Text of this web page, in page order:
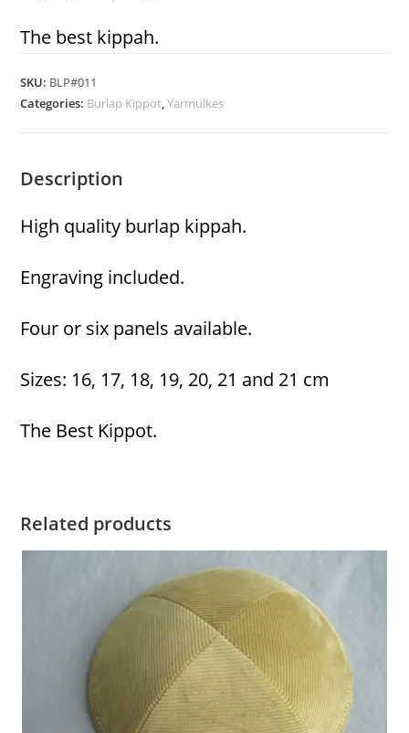
The best kippah.
SKU: BLP#011
Categories: Burlap Kippot,Yarmulkes
Description
High quality burlap kippah.
Engraving included.
Four or six panels available.
Sizes: 16, 17, 18, 19, 20, 21 and 21 cm
The Best Kippot.
Related products